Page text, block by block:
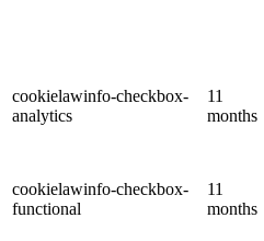
cookielawinfo-checkbox-
analytics
11
months
cookielawinfo-checkbox-
functional
11
months